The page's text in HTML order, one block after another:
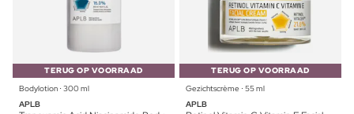
TERUG OP VOORRAAD
Bodylotion ⋅ 300 ml
APLB
TERUG OP VOORRAAD
Gezichtscrème ⋅ 55 ml
APLB